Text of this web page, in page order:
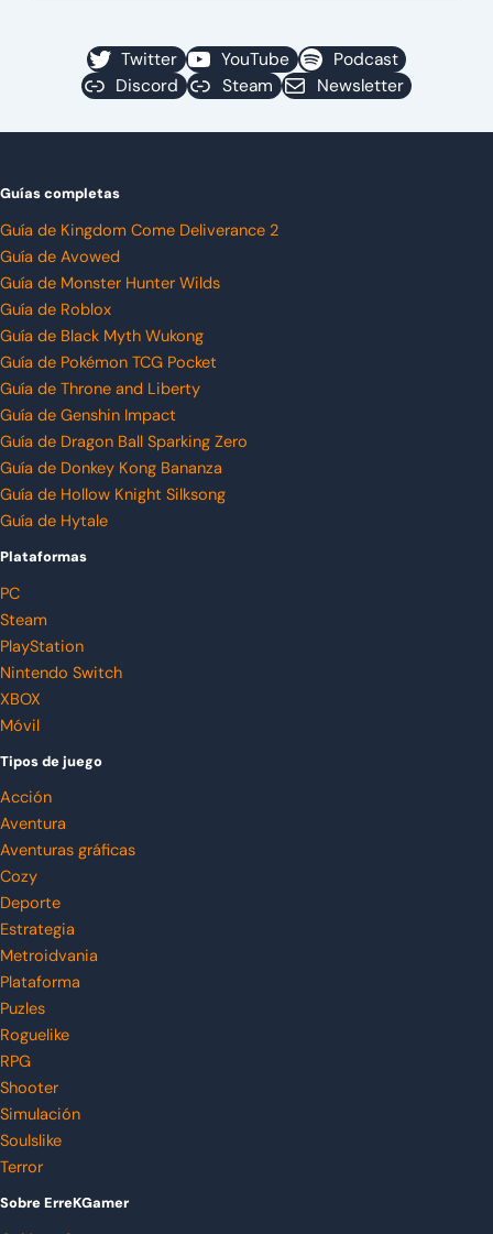
Twitter YouTube
Podcast
Discord
Steam Newsletter
Guías completas
Guía de Kingdom Come Deliverance 2
Guía de Avowed
Guía de Monster Hunter Wilds
Guía de Roblox
Guía de Black Myth Wukong
Guía de Pokémon TCG Pocket
Guía de Throne and Liberty
Guía de Genshin Impact
Guía de Dragon Ball Sparking Zero
Guía de Donkey Kong Bananza
Guía de Hollow Knight Silksong
Guía de Hytale
Plataformas
PC
Steam
PlayStation
Nintendo Switch
XBOX
Móvil
Tipos de juego
Acción
Aventura
Aventuras gráficas
Cozy
Deporte
Estrategia
Metroidvania
Plataforma
Puzles
Roguelike
RPG
Shooter
Simulación
Soulslike
Terror
Sobre ErreKGamer